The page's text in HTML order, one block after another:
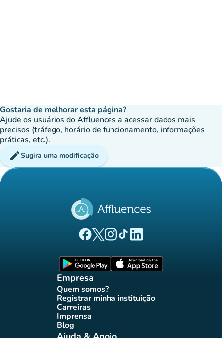
Gostaria de melhorar esta página?
Ajude os usuários do Affluences a acessar dados mais
precisos (tráfego, horário de funcionamento, informações
práticas, etc.).
editSugira uma modificação
(novo separador)
(novo separador)
(novo separador)
(novo separador)
(novo separador)
Empresa
Quem somos?(novo separador)
Registrar minha instituição
(novo separador)
Carreiras(novo separador)
Imprensa(novo separador)
Blog(novo separador)